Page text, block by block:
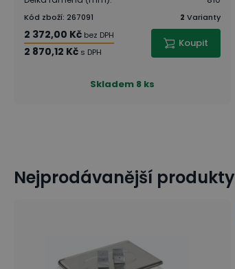
Kód zboží: 267091 2 Varianty
2 372,00 Kč bez DPH
2 870,12 Kč s DPH
Koupit
Skladem 8 ks
Nejprodávanější produkty